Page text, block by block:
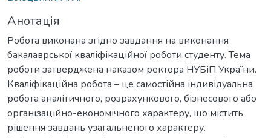
Анотація
Робота виконана згідно завдання на виконання
бакалаврської кваліфікаційної роботи студенту. Тема
роботи затверджена наказом ректора НУБіП України.
Кваліфікаційна робота – це самостійна індивідуальна
робота аналітичного, розрахункового, бізнесового або
організаційно-економічного характеру, що містить
рішення завдань узагальненого характеру.